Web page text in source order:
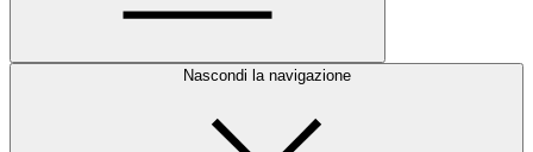
Nascondi la navigazione